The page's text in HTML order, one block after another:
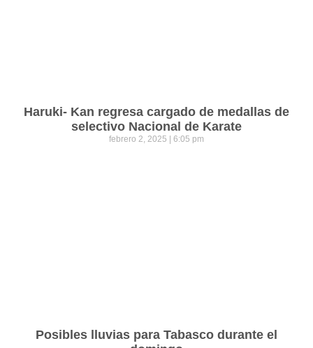
Haruki- Kan regresa cargado de medallas de
selectivo Nacional de Karate
febrero 2, 2025 6:05 pm
Posibles lluvias para Tabasco durante el